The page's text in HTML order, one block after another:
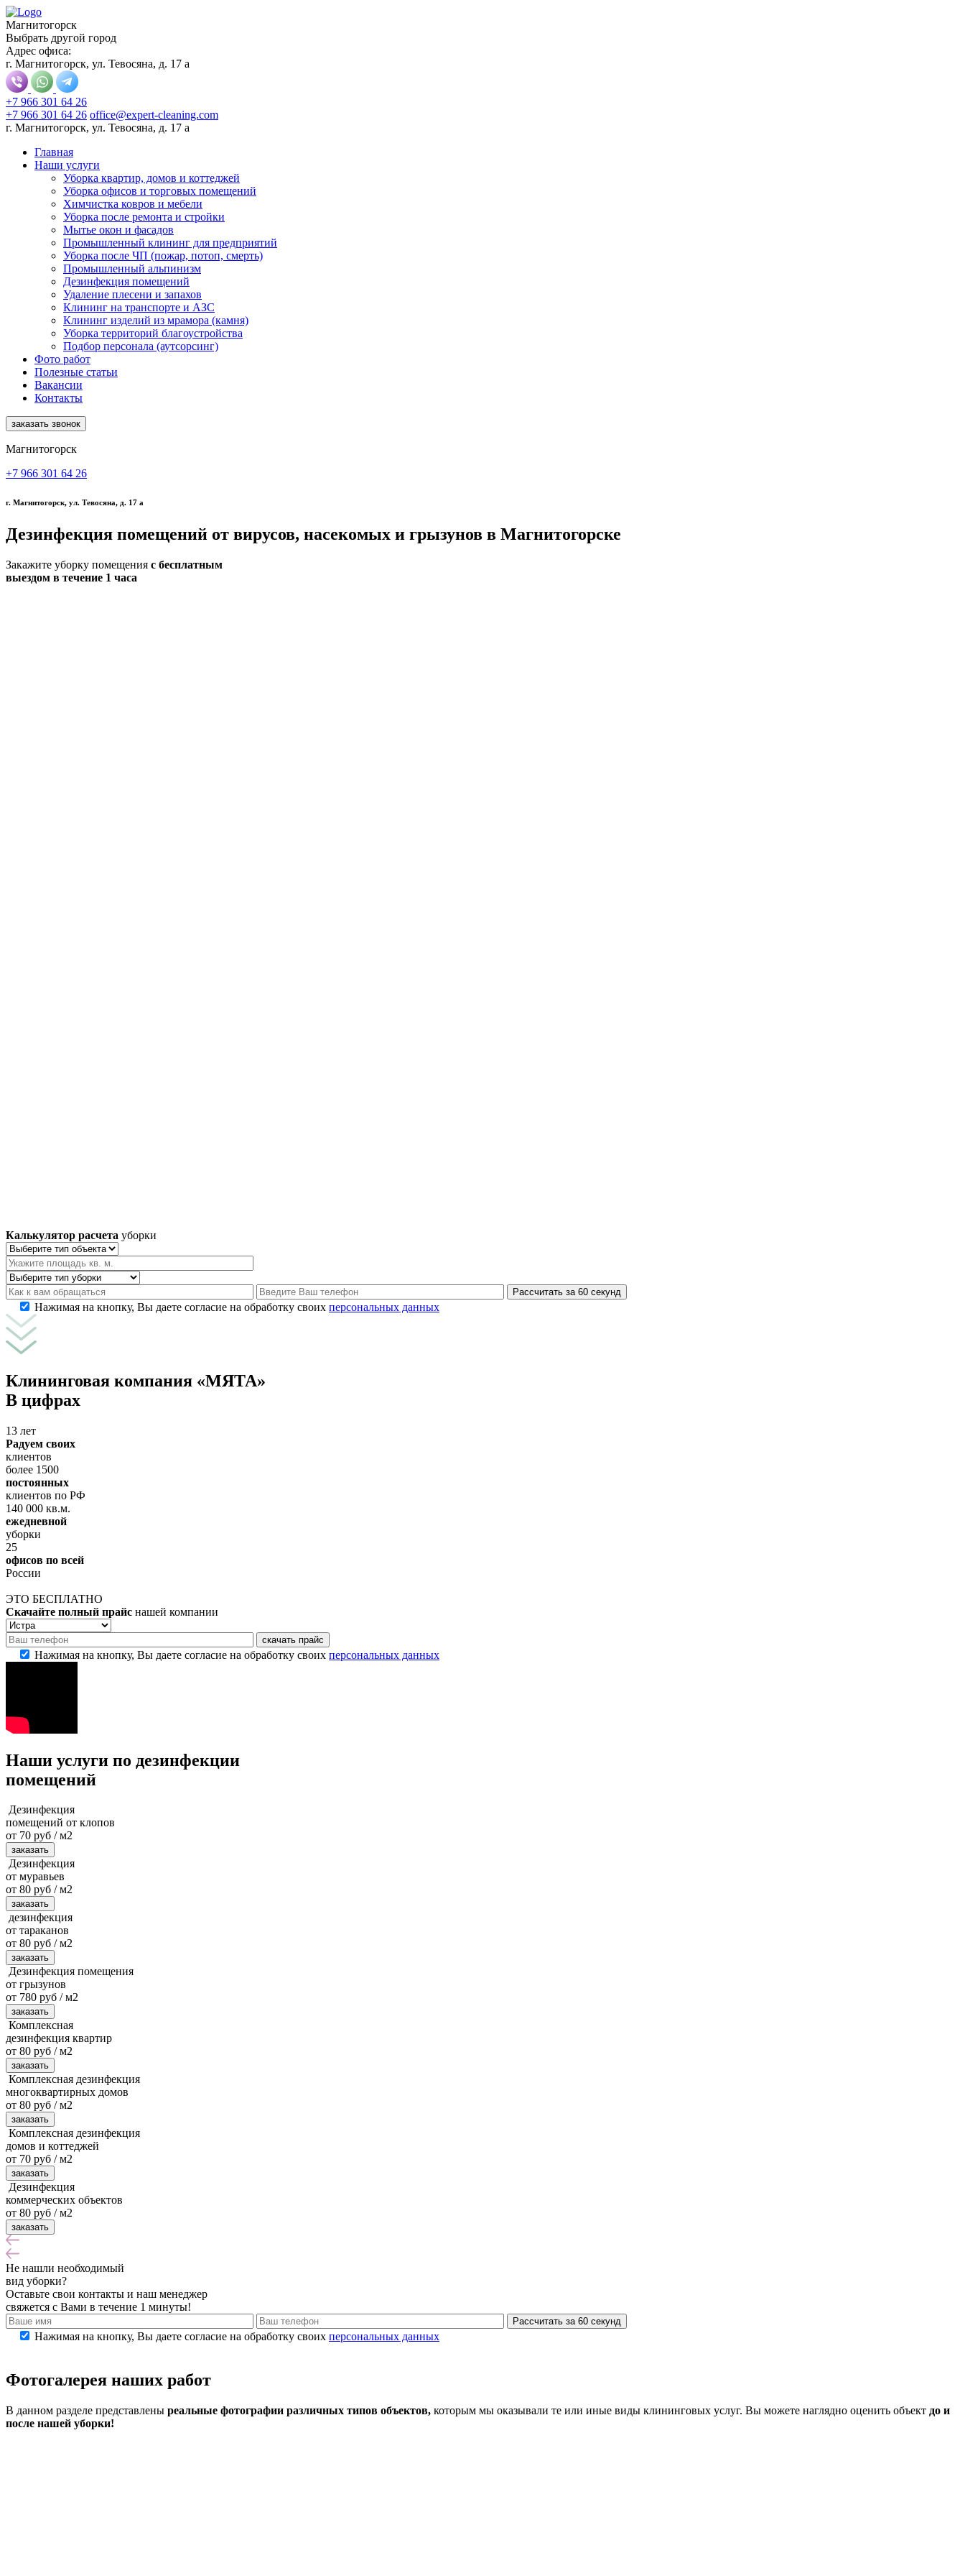
Магнитогорск
Выбрать другой город
Адрес офиса:
г. Магнитогорск, ул. Тевосяна, д. 17 а
+7 966 301 64 26
+7 966 301 64 26 office@expert-cleaning.com
г. Магнитогорск, ул. Тевосяна, д. 17 а
Главная
Наши услуги
Уборка квартир, домов и коттеджей
Уборка офисов и торговых помещений
Химчистка ковров и мебели
Уборка после ремонта и стройки
Мытье окон и фасадов
Промышленный клининг для предприятий
Уборка после ЧП (пожар, потоп, смерть)
Промышленный альпинизм
Дезинфекция помещений
Удаление плесени и запахов
Клининг на транспорте и АЗС
Клининг изделий из мрамора (камня)
Уборка территорий благоустройства
Подбор персонала (аутсорсинг)
Фото работ
Полезные статьи
Вакансии
Контакты
заказать звонок
Магнитогорск
+7 966 301 64 26
г. Магнитогорск, ул. Тевосяна, д. 17 а
Дезинфекция помещений от вирусов, насекомых и грызунов в Магнитогорске
Закажите уборку помещения с бесплатным
выездом в течение 1 часа
Калькулятор расчета уборки
Рассчитать за 60 секунд
Нажимая на кнопку, Вы даете согласие на обработку своих персональных данных
Клининговая компания «МЯТА»
В цифрах
13 лет
Радуем своих
клиентов
более 1500
постоянных
клиентов по РФ
140 000 кв.м.
ежедневной
уборки
25
офисов по всей
России
ЭТО БЕСПЛАТНО
Скачайте полный прайс нашей компании
скачать прайс
Нажимая на кнопку, Вы даете согласие на обработку своих персональных данных
Наши услуги по дезинфекции
помещений
Дезинфекция
помещений от клопов
от 70 руб / м2
заказать
Дезинфекция
от муравьев
от 80 руб / м2
заказать
дезинфекция
от тараканов
от 80 руб / м2
заказать
Дезинфекция помещения
от грызунов
от 780 руб / м2
заказать
Комплексная
дезинфекция квартир
от 80 руб / м2
заказать
Комплексная дезинфекция
многоквартирных домов
от 80 руб / м2
заказать
Комплексная дезинфекция
домов и коттеджей
от 70 руб / м2
заказать
Дезинфекция
коммерческих объектов
от 80 руб / м2
заказать
Не нашли необходимый
вид уборки?
Оставьте свои контакты и наш менеджер
свяжется с Вами в течение 1 минуты!
Рассчитать за 60 секунд
Нажимая на кнопку, Вы даете согласие на обработку своих персональных данных
Фотогалерея наших работ
В данном разделе представлены реальные фотографии различных типов объектов, которым мы оказывали те или иные виды клининговых услуг. Вы можете наглядно оценить объект до и
после нашей уборки!